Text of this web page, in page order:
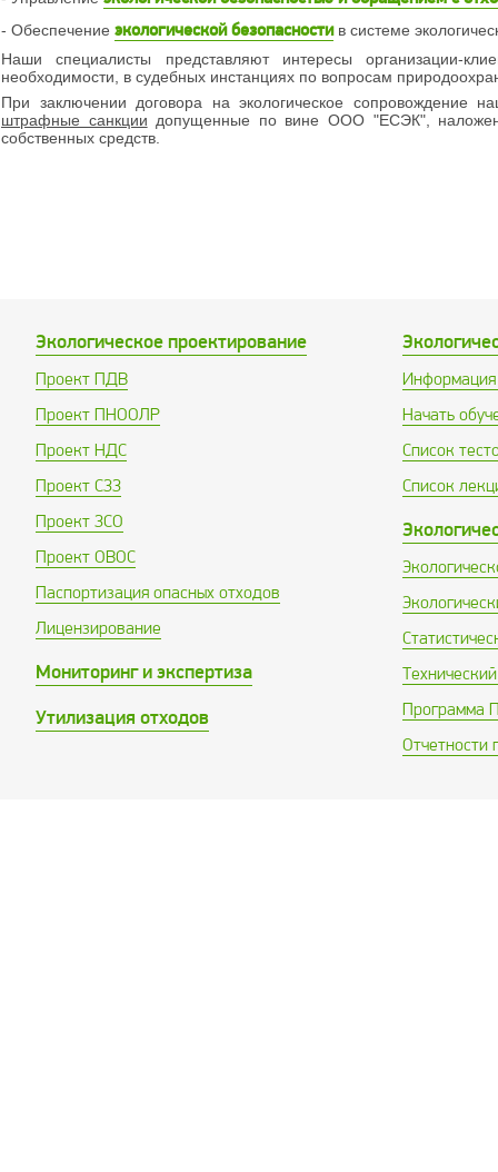
- Обеспечение экологической безопасностив системе
Наши специалисты представляют интересы организации-
необходимости, в судебных инстанциях по вопросам
При заключении договора на экологическое сопровождение
штрафные санкции допущенные по вине ООО "ЕСЭК",
собственных средств.
Экологическое проектирование
Проект ПДВ
Проект ПНООЛР
Проект НДС
Проект СЗЗ
Проект ЗСО
Проект ОВОС
Паспортизация опасных отходов
Лицензирование
Мониторинг и экспертиза
Утилизация отходов
Информация
Начать
Список
Список
Программа
Отчетности